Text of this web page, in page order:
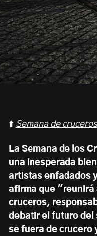
⬆️ Semana de
La Semana de los
una inesperada
artistas enfadados
afirma que "reunirá
cruceros,
debatir el futuro del
se fuera de crucero